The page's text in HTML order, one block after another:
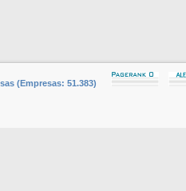
(Empresas: 51.383)